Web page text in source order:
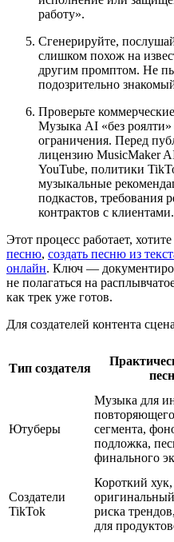
работу».
Сгенерируйте,
слишком похож на
другим промптом. Не
подозрительно знакомый
Проверьте
Музыка AI «без
ограничения. Перед
лицензию MusicMaker
YouTube, политики
музыкальные
подкастов, требования
контрактов с клиентами.
Этот процесс работает,
песню, создать песню из
онлайн. Ключ —
не полагаться на
как трек уже готов.
Для создателей контента
Тип создателя
Ютуберы
Музыка для
сегмента,
подложка,
финального
Создатели
TikTok
Короткий хук,
оригинальный
риска
для